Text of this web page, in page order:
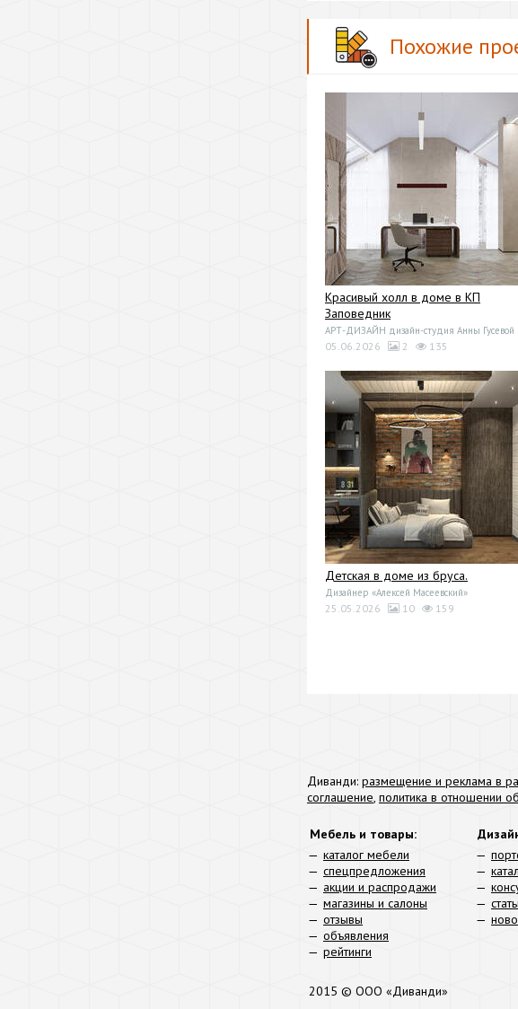
Похожие
Красивый холл в доме в КП
Заповедник
АРТ-ДИЗАЙН дизайн-студия Анны Гусевой
05.06.2026 2 135
Детская в доме из бруса.
Дизайнер «Алексей Масеевский»
25.05.2026 10 159
Диванди: размещение и реклама в
соглашение, политика в отношении
Мебель и товары:
каталог мебели
спецпредложения
акции и распродажи
магазины и салоны
отзывы
объявления
рейтинги
2015 © ООО «Диванди»